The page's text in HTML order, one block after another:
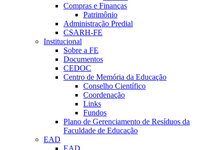
Compras e Finanças
Patrimônio
Administração Predial
CSARH-FE
Institucional
Sobre a FE
Documentos
CEDOC
Centro de Memória da Educação
Conselho Científico
Coordenação
Links
Fundos
Plano de Gerenciamento de Resíduos da
Faculdade de Educação
EAD
EAD